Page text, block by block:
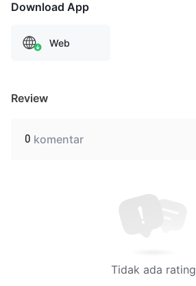
Download App
Web
Review
0 komentar
Tidak ada rating